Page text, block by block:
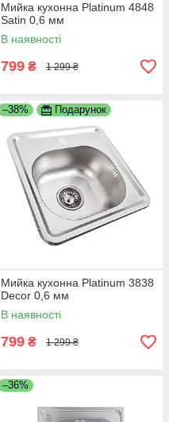
Мийка кухонна Platinum 4848
Satin 0,6 мм
В наявності
799 ₴ 1 299 ₴
–38% Подарунок
Мийка кухонна Platinum 3838
Decor 0,6 мм
В наявності
799 ₴ 1 299 ₴
–36%